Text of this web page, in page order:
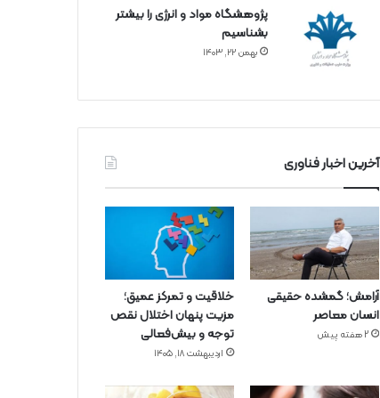
پژوهشگاه مواد و انرژی را بیشتر
بشناسیم
بهمن ۲۲, ۱۴۰۳
آخرین اخبار فناوری
آرامش؛ گمشده حقیقی
انسان معاصر
2 هفته پیش
خلاقیت و تمرکز عمیق؛
مزیت پنهان اختلال نقص
توجه و بیش‌فعالی
اردیبهشت ۱۸, ۱۴۰۵